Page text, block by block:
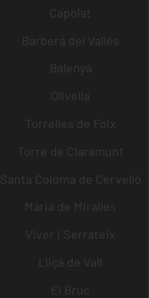
Capolat
Barberà del Vallès
Balenyà
Olivella
Torrelles de Foix
Torre de Claramunt
Santa Coloma de Cervelló
Maria de Miralles
Viver i Serrateix
Lliçà de Vall
El Bruc